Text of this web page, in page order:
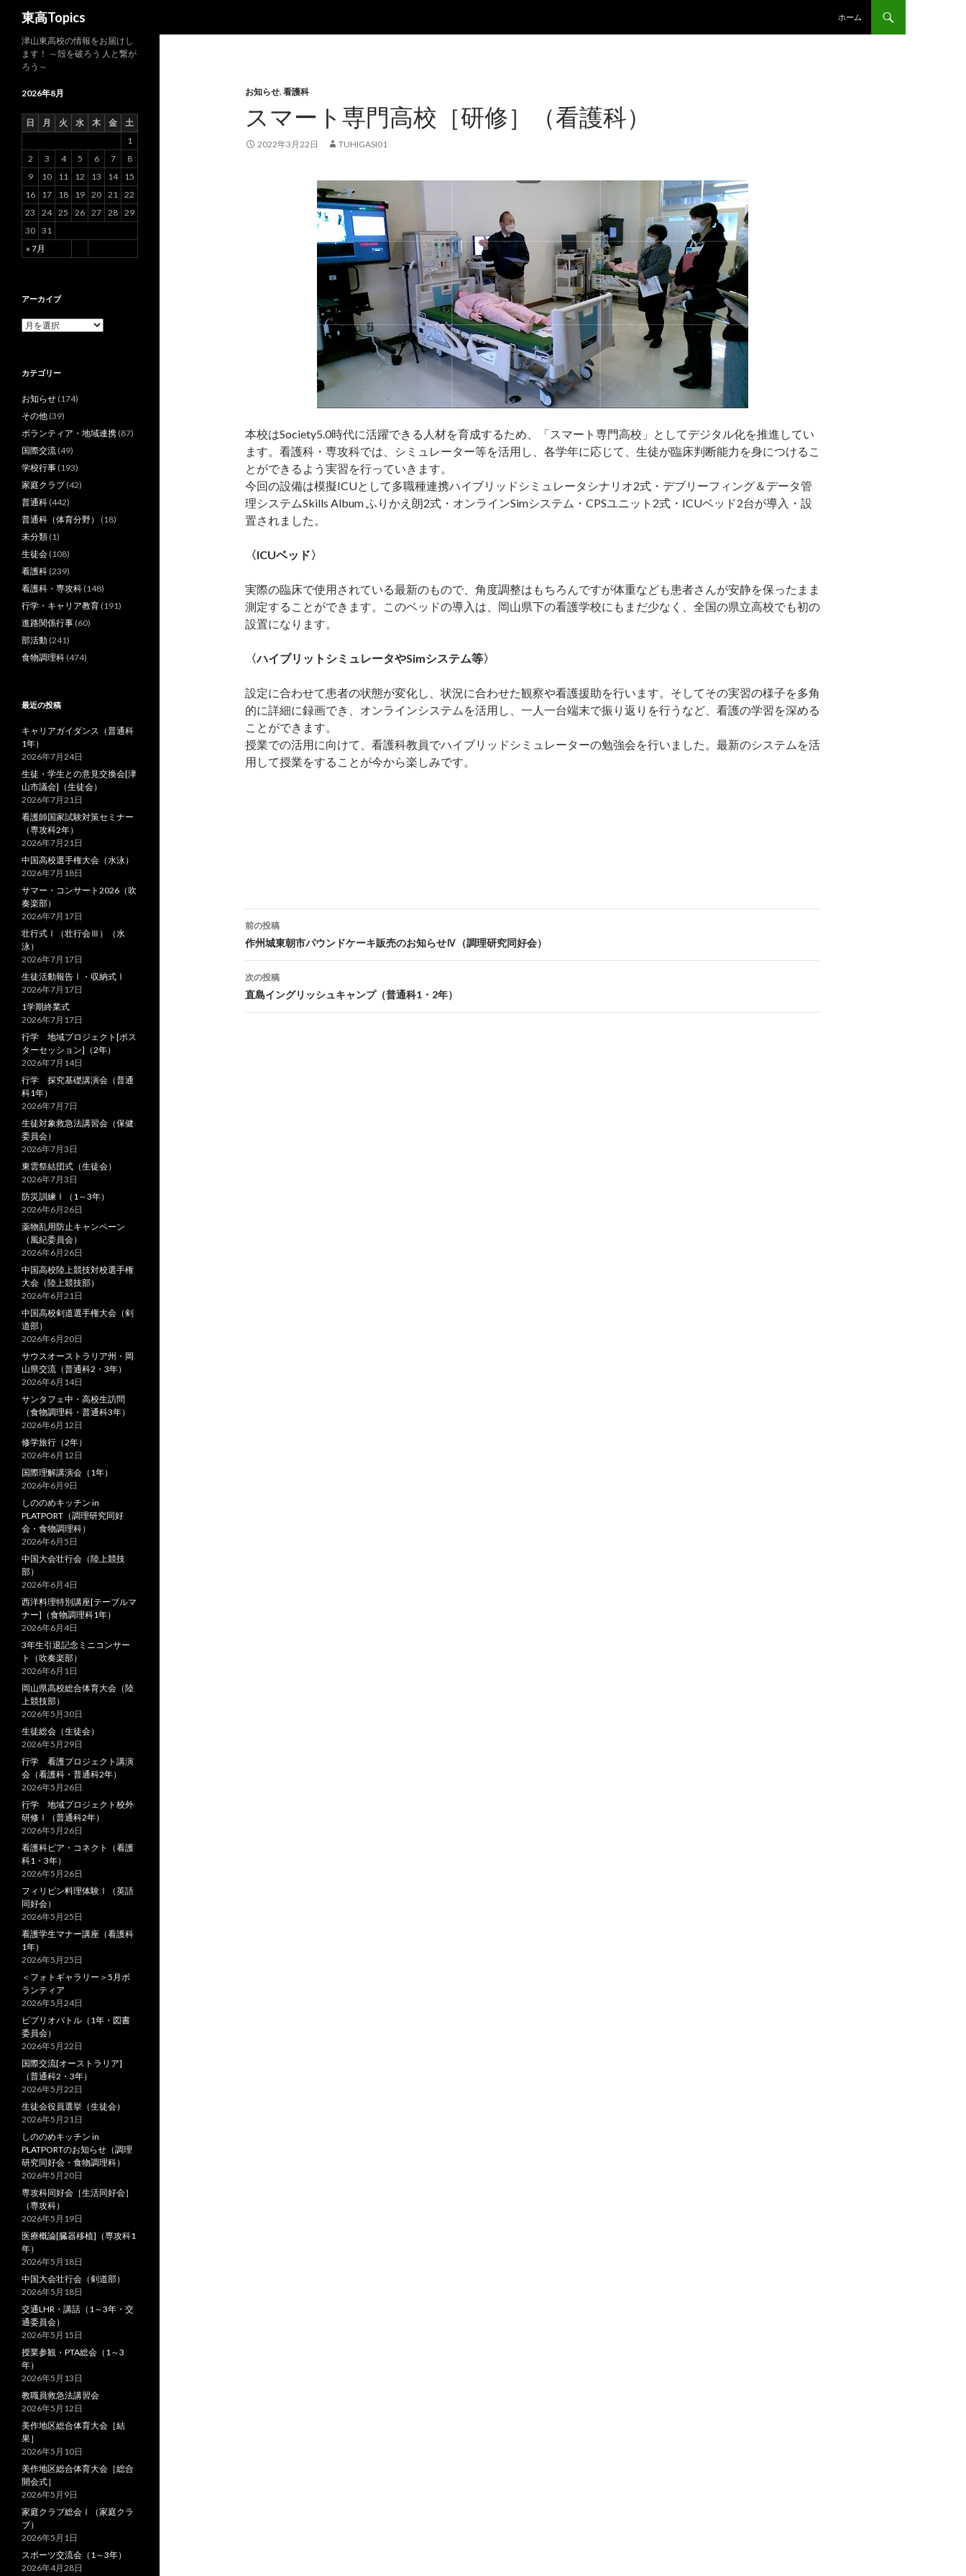
東高Topics
ホーム
お知らせ, 看護科
スマート専門高校［研修］（看護科）
2022年3月22日 TUHIGASI01
本校はSociety5.0時代に活躍できる人材を育成するため、「スマート専門高校」としてデジタル化を推進してい
ます。看護科・専攻科では、シミュレーター等を活用し、各学年に応じて、生徒が臨床判断能力を身につけるこ
とができるよう実習を行っていきます。
今回の設備は模擬ICUとして多職種連携ハイブリッドシミュレータシナリオ2式・デブリーフィング＆データ管
理システムSkills Album ふりかえ朗2式・オンラインSimシステム・CPSユニット2式・ICUベッド2台が導入・設
置されました。
〈ICUベッド〉
実際の臨床で使用されている最新のもので、角度調整はもちろんですが体重なども患者さんが安静を保ったまま
測定することができます。このベッドの導入は、岡山県下の看護学校にもまだ少なく、全国の県立高校でも初の
設置になります。
〈ハイブリットシミュレータやSimシステム等〉
設定に合わせて患者の状態が変化し、状況に合わせた観察や看護援助を行います。そしてその実習の様子を多角
的に詳細に録画でき、オンラインシステムを活用し、一人一台端末で振り返りを行うなど、看護の学習を深める
ことができます。
授業での活用に向けて、看護科教員でハイブリッドシミュレーターの勉強会を行いました。最新のシステムを活
用して授業をすることが今から楽しみです。
投
稿
ナ
前の投稿
作州城東朝市パウンドケーキ販売のお知らせⅣ（調理研究同好会）
次の投稿
直島イングリッシュキャンプ（普通科1・2年）
津山東高校の情報をお届けし
ます！ ～殻を破ろう 人と繋が
ろう～
2026年8月
日 月 火 水 木 金 土
« 7月
1
2
3 4 5 6 7
8
9
10 11 12 13 14
15
16
17 18 19 20 21 22
23
24 25 26 27 28 29
30 31
アーカイブ
ア
ブ
カテゴリー
お知らせ (174)
その他 (39)
ボランティア・地域連携 (87)
国際交流 (49)
学校行事 (193)
家庭クラブ (42)
普通科 (442)
普通科（体育分野）
(18)
未分類 (1)
生徒会 (108)
看護科 (239)
看護科・専攻科 (148)
行学・キャリア教育 (191)
進路関係行事 (60)
部活動 (241)
食物調理科 (474)
最近の投稿
キャリアガイダンス（普通科
1年）
2026年7月24日
生徒・学生との意見交換会[津
山市議会]（生徒会）
2026年7月21日
看護師国家試験対策セミナー
（専攻科2年）
2026年7月21日
中国高校選手権大会（水泳）
2026年7月18日
サマー・コンサート2026（吹
奏楽部）
2026年7月17日
壮行式Ⅰ（壮行会Ⅲ）（水
泳）
2026年7月17日
生徒活動報告Ⅰ・収納式Ⅰ
2026年7月17日
1学期終業式
2026年7月17日
行学 地域プロジェクト[ポス
ターセッション]（2年）
2026年7月14日
行学 探究基礎講演会（普通
科1年）
2026年7月7日
生徒対象救急法講習会（保健
委員会）
2026年7月3日
東雲祭結団式（生徒会）
2026年7月3日
防災訓練Ⅰ（1～3年）
2026年6月26日
薬物乱用防止キャンペーン
（風紀委員会）
2026年6月26日
中国高校陸上競技対校選手権
大会（陸上競技部）
2026年6月21日
中国高校剣道選手権大会（剣
道部）
2026年6月20日
サウスオーストラリア州・岡
山県交流（普通科2・3年）
2026年6月14日
サンタフェ中・高校生訪問
（食物調理科・普通科3年）
2026年6月12日
修学旅行（2年）
2026年6月12日
国際理解講演会（1年）
2026年6月9日
しののめキッチン in
PLATPORT（調理研究同好
会・食物調理科）
2026年6月5日
中国大会壮行会（陸上競技
部）
2026年6月4日
西洋料理特別講座[テーブルマ
ナー]（食物調理科1年）
2026年6月4日
3年生引退記念ミニコンサー
ト（吹奏楽部）
2026年6月1日
岡山県高校総合体育大会（陸
上競技部）
2026年5月30日
生徒総会（生徒会）
2026年5月29日
行学 看護プロジェクト講演
会（看護科・普通科2年）
2026年5月26日
行学 地域プロジェクト校外
研修Ⅰ（普通科2年）
2026年5月26日
看護科ピア・コネクト（看護
科1・3年）
2026年5月26日
フィリピン料理体験Ⅰ（英語
同好会）
2026年5月25日
看護学生マナー講座（看護科
1年）
2026年5月25日
＜フォトギャラリー＞5月ボ
ランティア
2026年5月24日
ビブリオバトル（1年・図書
委員会）
2026年5月22日
国際交流[オーストラリア]
（普通科2・3年）
2026年5月22日
生徒会役員選挙（生徒会）
2026年5月21日
しののめキッチン in
PLATPORTのお知らせ（調理
研究同好会・食物調理科）
2026年5月20日
専攻科同好会［生活同好会］
（専攻科）
2026年5月19日
医療概論[臓器移植]（専攻科1
年）
2026年5月18日
中国大会壮行会（剣道部）
2026年5月18日
交通LHR・講話（1～3年・交
通委員会）
2026年5月15日
授業参観・PTA総会（1～3
年）
2026年5月13日
教職員救急法講習会
2026年5月12日
美作地区総合体育大会［結
果］
2026年5月10日
美作地区総合体育大会［総合
開会式］
2026年5月9日
家庭クラブ総会Ⅰ（家庭クラ
ブ）
2026年5月1日
スポーツ交流会（1～3年）
2026年4月28日